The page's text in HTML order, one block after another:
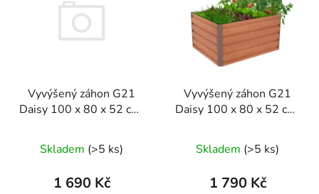
Vyvýšený záhon G21
Daisy 100 x 80 x 52 cm,
Skladem (>5 ks)
1 690 Kč
Vyvýšený záhon G21
Daisy 100 x 80 x 52 cm,
Skladem (>5 ks)
1 790 Kč